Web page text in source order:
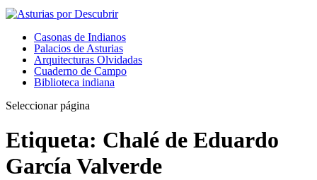
Casonas de Indianos
Palacios de Asturias
Arquitecturas Olvidadas
Cuaderno de Campo
Biblioteca indiana
Seleccionar página
Etiqueta: Chalé de Eduardo
García Valverde